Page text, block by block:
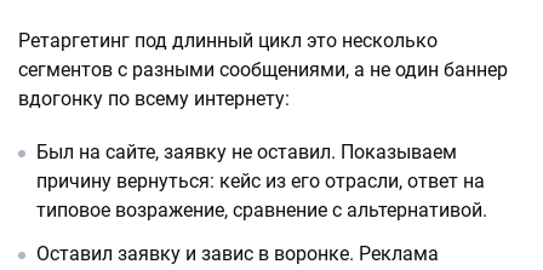
Ретаргетинг под длинный цикл это несколько
сегментов с разными сообщениями, а не один баннер
вдогонку по всему интернету:
Был на сайте, заявку не оставил. Показываем
причину вернуться: кейс из его отрасли, ответ на
типовое возражение, сравнение с альтернативой.
Оставил заявку и завис в воронке. Реклама